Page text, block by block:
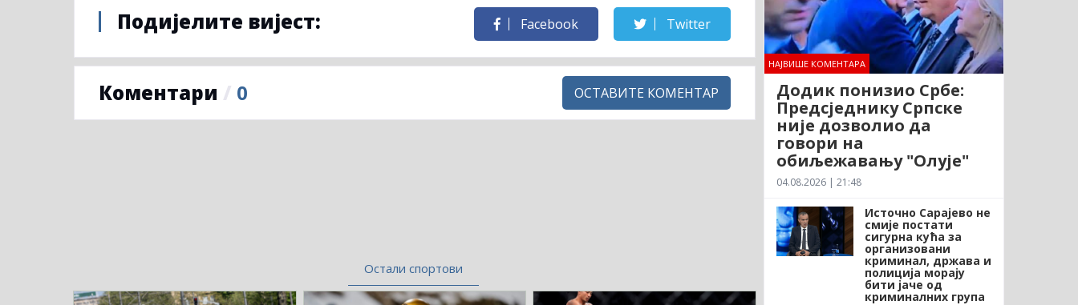
Подијелите вијест: Facebook Twitter
Коментари / 0 ОСТАВИТЕ КОМЕНТАР
Остали спортови
НАЈВИШЕ КОМЕНТАРА
Додик понизио Србе:
Предсједнику Српске
није дозволио да
говори на
обиљежавању "Олује"
04.08.2026 | 21:48
Источно Сарајево не
смије постати
сигурна кућа за
организовани
криминал, држава и
полиција морају
бити јаче од
криминалних група